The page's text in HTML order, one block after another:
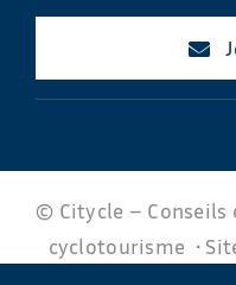
© Citycle –
cyclotourisme •